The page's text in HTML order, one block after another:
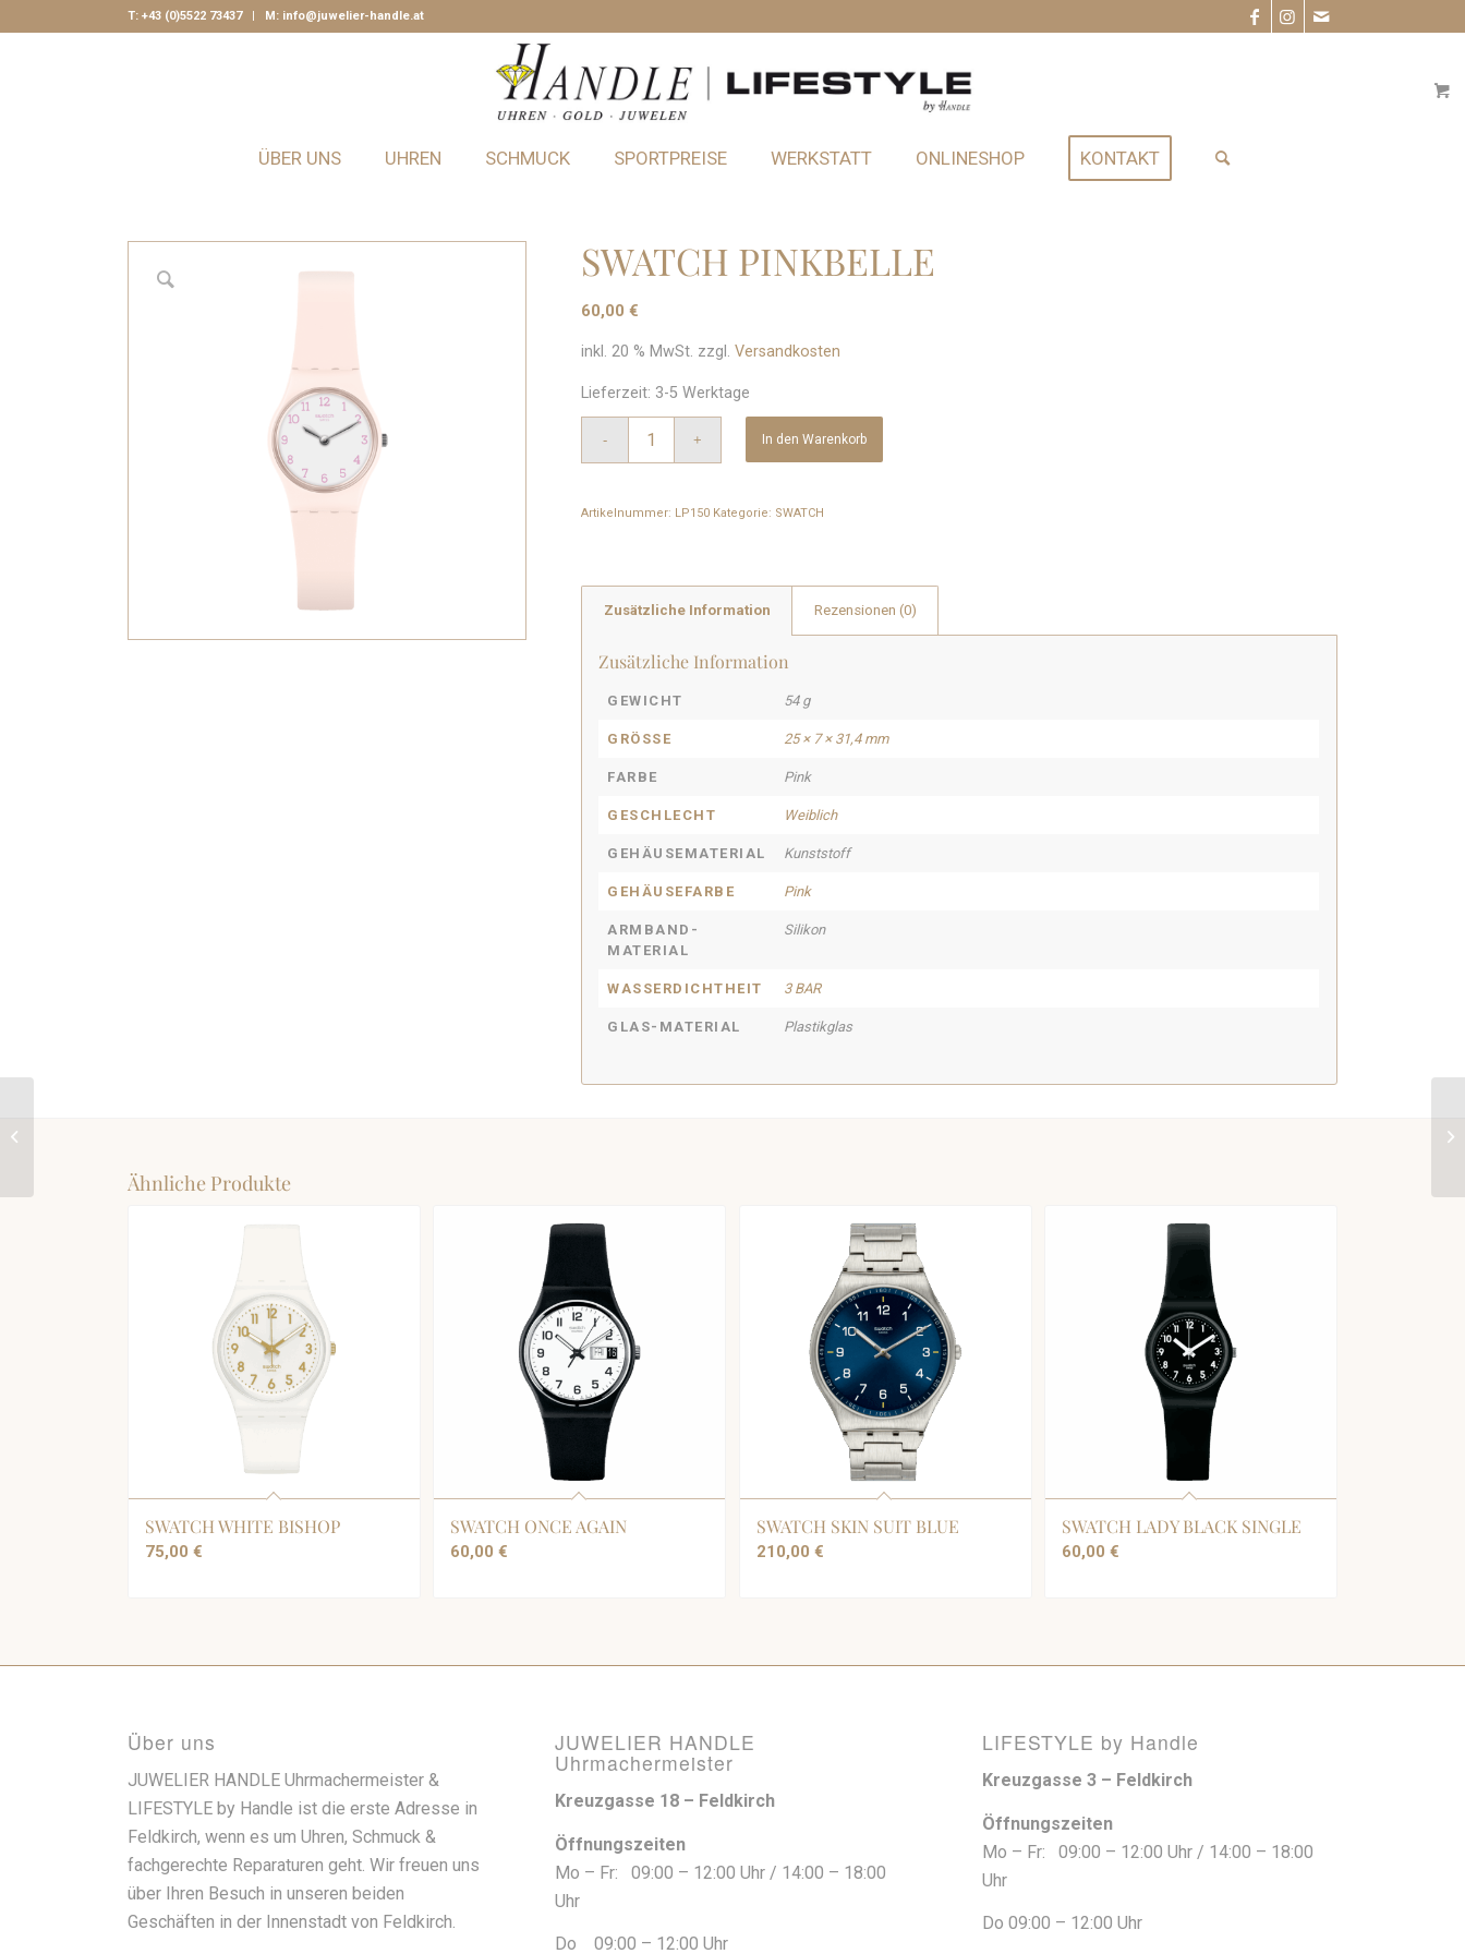
T:+43 (0)5522 73437| M: info@juwelier-handle.at
ÜBER UNS UHREN SCHMUCK SPORTPREISE WERKSTATT ONLINESHOP KONTAKT
SWATCH PINKBELLE
60,00€
inkl. 20 % MwSt. zzgl.Versandkosten
Lieferzeit: 3-5 Werktage
In den Warenkorb
Artikelnummer: LP150 Kategorie: SWATCH
Zusätzliche Information Rezensionen (0)
Zusätzliche Information
GEWICHT 54 g
GRÖSSE 25 × 7 × 31,4 mm
FARBE Pink
GESCHLECHT Weiblich
GEHÄUSEMATERIAL Kunststoff
GEHÄUSEFARBE Pink
ARMBAND-
MATERIAL
Silikon
WASSERDICHTHEIT 3 BAR
GLAS-MATERIAL Plastikglas
Ähnliche Produkte
SWATCH WHITE BISHOP
75,00€
SWATCH ONCE AGAIN
60,00€
SWATCH SKIN SUIT BLUE
210,00 €
SWATCH LADY BLACK SINGLE
60,00 €
Über uns
JUWELIER HANDLE Uhrmachermeister &
LIFESTYLE by Handle ist die erste Adresse in
Feldkirch, wenn es um Uhren, Schmuck &
fachgerechte Reparaturen geht. Wir freuen uns
über Ihren Besuch in unseren beiden
Geschäften in der Innenstadt von Feldkirch.
JUWELIER HANDLE
Uhrmachermeister
Kreuzgasse 18 – Feldkirch
Öffnungszeiten
Mo – Fr: 09:00 – 12:00 Uhr / 14:00 – 18:00
Uhr
Do 09:00 – 12:00 Uhr
LIFESTYLE by Handle
Kreuzgasse 3 – Feldkirch
Öffnungszeiten
Mo – Fr: 09:00 – 12:00 Uhr / 14:00 – 18:00
Uhr
Do 09:00 – 12:00 Uhr